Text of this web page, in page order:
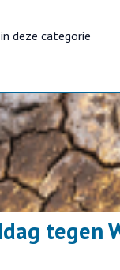
deze categorie
tegen